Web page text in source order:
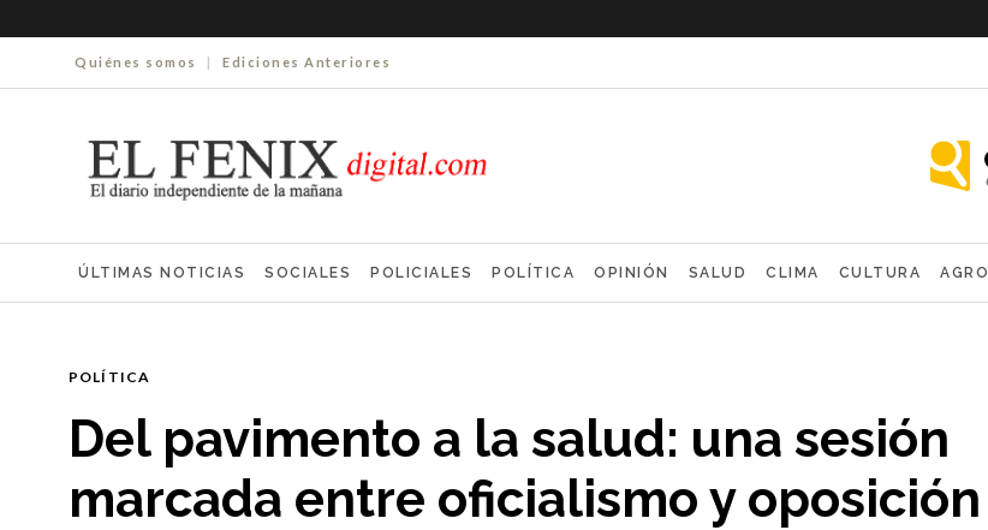
Quiénes somos | Ediciones Anteriores
ÚLTIMAS NOTICIAS SOCIALES POLICIALES POLÍTICA OPINIÓN SALUD CLIMA CULTURA AGRO
POLÍTICA
Del pavimento a la salud: una sesión
marcada entre oficialismo y oposición